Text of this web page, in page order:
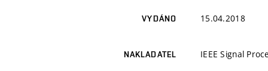
VYDÁNO 15.04.2018
NAKLADATEL IEEE Signal